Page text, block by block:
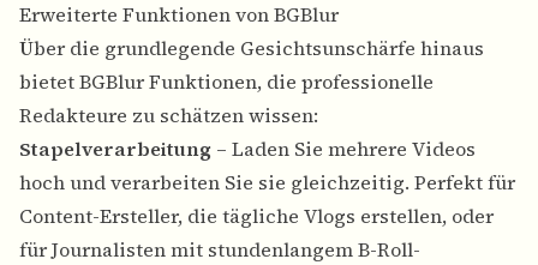
Erweiterte Funktionen von BGBlur
Über die grundlegende Gesichtsunschärfe hinaus
bietet BGBlur Funktionen, die professionelle
Redakteure zu schätzen wissen:
Stapelverarbeitung – Laden Sie mehrere Videos
hoch und verarbeiten Sie sie gleichzeitig. Perfekt für
Content-Ersteller, die tägliche Vlogs erstellen, oder
für Journalisten mit stundenlangem B-Roll-